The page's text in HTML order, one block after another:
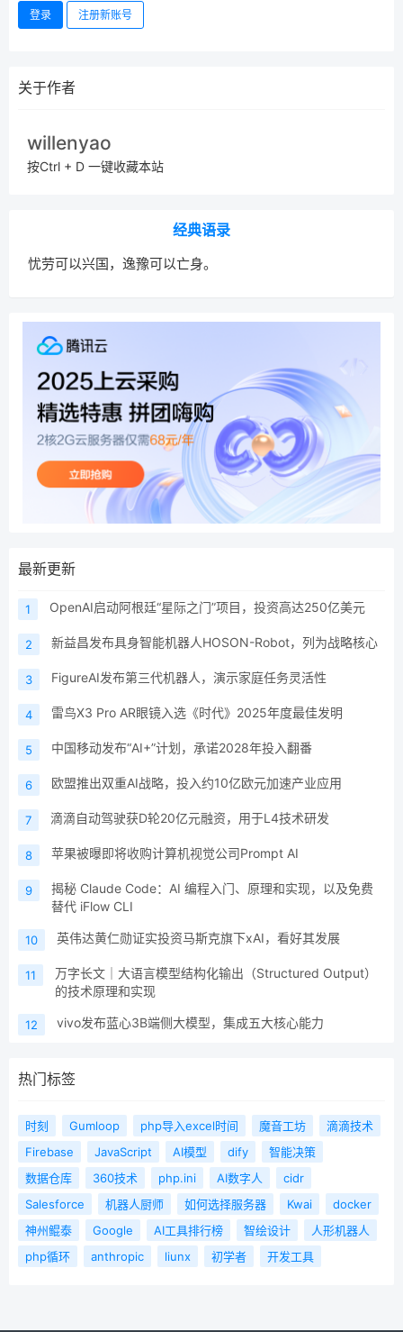
登录 注册新账号
关于作者
willenyao
按Ctrl + D 一键收藏本站
经典语录
忧劳可以兴国，逸豫可以亡身。
最新更新
1 OpenAI启动阿根廷“星际之门”项目，投资高达250亿美元
2 新益昌发布具身智能机器人HOSON-Robot，列为战略核心
3 FigureAI发布第三代机器人，演示家庭任务灵活性
4 雷鸟X3 Pro AR眼镜入选《时代》2025年度最佳发明
5 中国移动发布“AI+”计划，承诺2028年投入翻番
6 欧盟推出双重AI战略，投入约10亿欧元加速产业应用
7 滴滴自动驾驶获D轮20亿元融资，用于L4技术研发
8 苹果被曝即将收购计算机视觉公司Prompt AI
9
揭秘 Claude Code：AI 编程入门、原理和实现，以及免费
替代 iFlow CLI
10 英伟达黄仁勋证实投资马斯克旗下xAI，看好其发展
11
万字长文｜大语言模型结构化输出（Structured Output）
的技术原理和实现
12 vivo发布蓝心3B端侧大模型，集成五大核心能力
热门标签
时刻 Gumloop php导入excel时间 魔音工坊
滴滴技术
Firebase
JavaScript AI模型 dify
智能决策
数据仓库
360技术 php.ini AI数字人
cidr
Salesforce
机器人厨师 如何选择服务器 Kwai
docker
神州鲲泰
Google AI工具排行榜 智绘设计
人形机器人
php循环
anthropic liunx 初学者 开发工具